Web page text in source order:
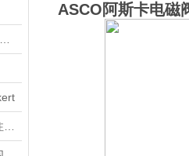
ASCO阿斯卡电磁